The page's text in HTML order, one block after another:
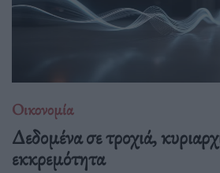
Οικονομία
Δεδομένα σε τροχιά,
εκκρεμότητα